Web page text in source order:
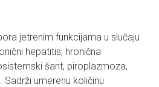
jetrenim funkcijama u slučaju
hepatitis, hronična
šant, piroplazmoza,
umerenu količinu